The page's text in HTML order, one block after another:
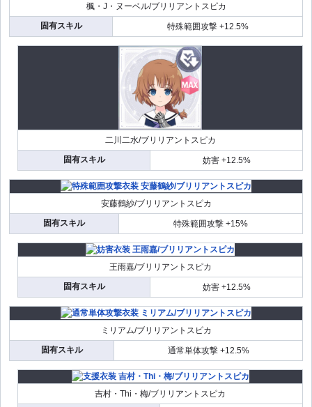
楓・J・ヌーベル/ブリリアントスピカ
固有スキル
特殊範囲攻撃 +12.5%
二川二水/ブリリアントスピカ
固有スキル
妨害 +12.5%
安藤鶴紗/ブリリアントスピカ
固有スキル
特殊範囲攻撃 +15%
王雨嘉/ブリリアントスピカ
固有スキル
妨害 +12.5%
ミリアム/ブリリアントスピカ
固有スキル
通常単体攻撃 +12.5%
吉村・Thi・梅/ブリリアントスピカ